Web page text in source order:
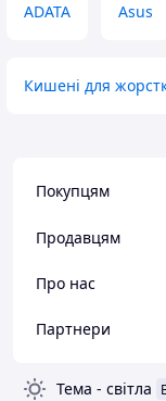
ADATA Asus
Кишені для
Покупцям
Продавцям
Про нас
Партнери
Тема - світла